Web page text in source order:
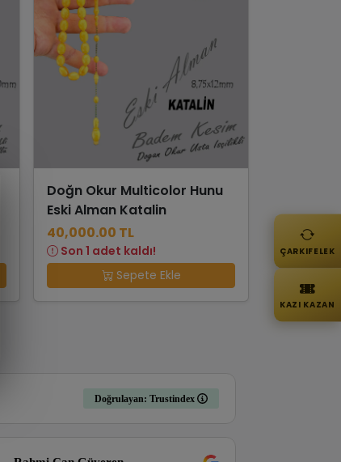
Doğn Okur Multicolor Hunu
Eski Alman Katalin
40,000.00 TL
Son 1 adet kaldı!
Sepete Ekle
Doğrulayan: Trustindex
ÇARKIFELEK
KAZI KAZAN